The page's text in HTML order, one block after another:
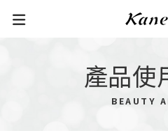
產品使
BEAUTY